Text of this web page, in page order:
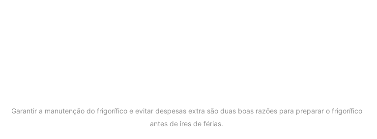
Garantir a manutenção do frigorífico e evitar despesas extra são duas boas razões para preparar o frigorífico
antes de ires de férias.